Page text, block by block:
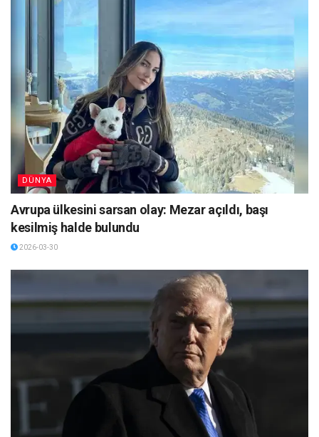
DÜNYA
Avrupa ülkesini sarsan olay: Mezar açıldı, başı
kesilmiş halde bulundu
2026-03-30